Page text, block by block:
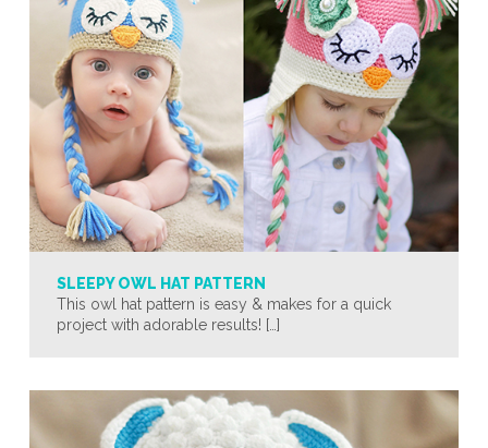
SLEEPY OWL HAT PATTERN
This owl hat pattern is easy & makes for a quick
project with adorable results! […]